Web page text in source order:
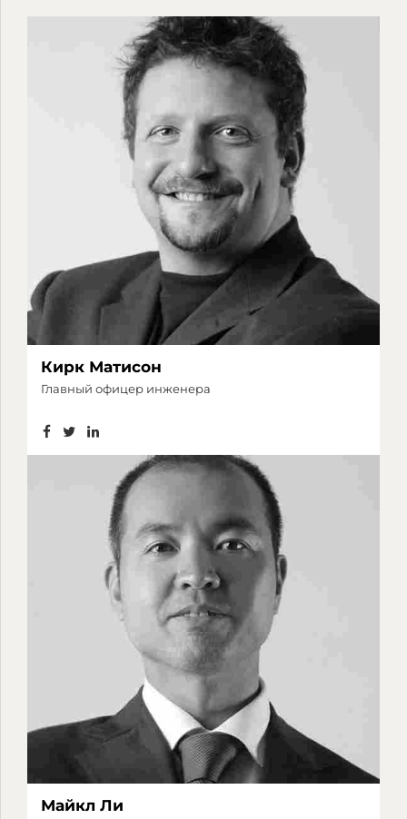
Кирк Матисон
Главный офицер инженера
Майкл Ли